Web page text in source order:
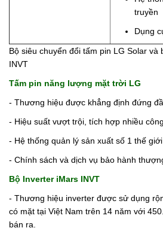
truyền
Dụng
Bộ siêu chuyển đổi tấm pin LG Solar
INVT
Tấm pin năng lượng mặt trời LG
- Thương hiệu được khẳng định đứng
- Hiệu suất vượt trội, tích hợp nhiều
- Hệ thống quản lý sản xuất số 1 thế giới
- Chính sách và dịch vụ bảo hành
Bộ Inverter iMars INVT
- Thương hiệu inverter được sử dụng
có mặt tại Việt Nam trên 14 năm với
bán ra.